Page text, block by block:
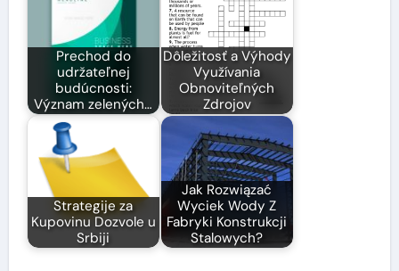
Prechod do
udržateľnej
budúcnosti:
Význam zelených…
Dôležitosť a Výhody
Využívania
Obnoviteľných
Zdrojov
Strategije za
Kupovinu Dozvole u
Srbiji
Jak Rozwiązać
Wyciek Wody Z
Fabryki Konstrukcji
Stalowych?